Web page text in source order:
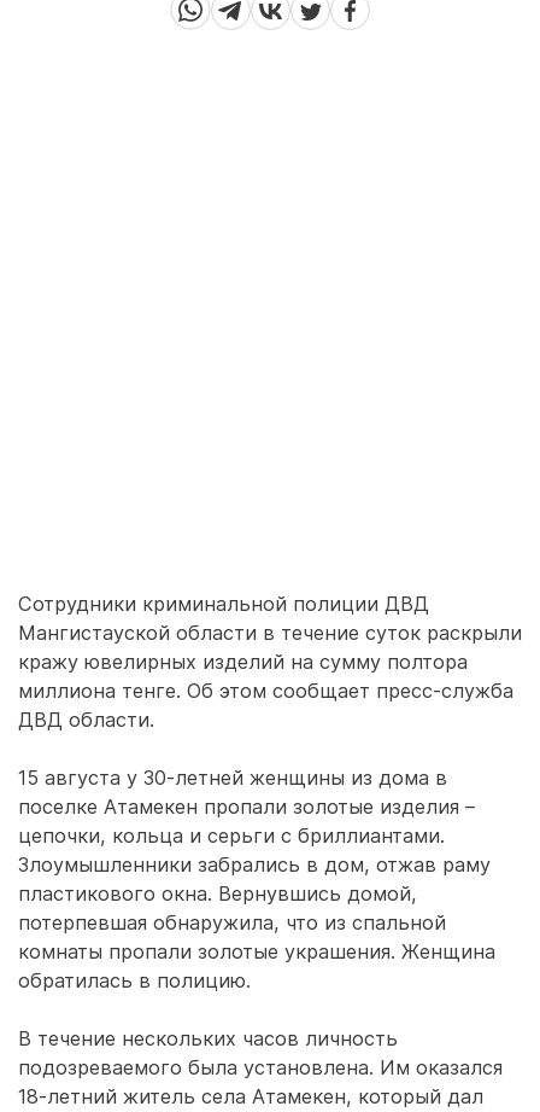
Сотрудники криминальной полиции ДВД
Мангистауской области в течение суток раскрыли
кражу ювелирных изделий на сумму полтора
миллиона тенге. Об этом сообщает пресс-служба
ДВД области.
15 августа у 30-летней женщины из дома в
поселке Атамекен пропали золотые изделия –
цепочки, кольца и серьги с бриллиантами.
Злоумышленники забрались в дом, отжав раму
пластикового окна. Вернувшись домой,
потерпевшая обнаружила, что из спальной
комнаты пропали золотые украшения. Женщина
обратилась в полицию.
В течение нескольких часов личность
подозреваемого была установлена. Им оказался
18-летний житель села Атамекен, который дал